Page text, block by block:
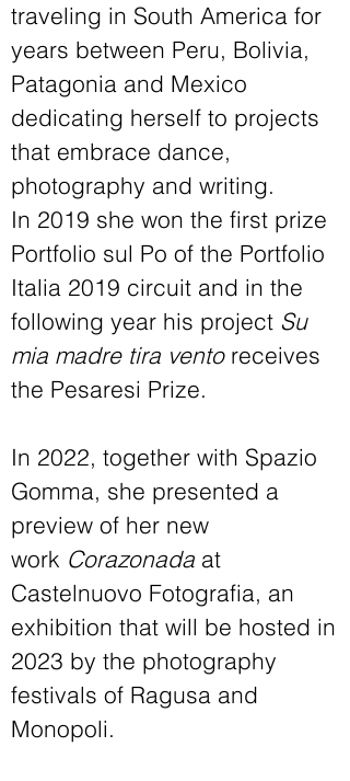
traveling in South America for
years between Peru, Bolivia,
Patagonia and Mexico
dedicating herself to projects
that embrace dance,
photography and writing.
In 2019 she won the first prize
Portfolio sul Po of the Portfolio
Italia 2019 circuit and in the
following year his project Su
mia madre tira vento receives
the Pesaresi Prize.
In 2022, together with Spazio
Gomma, she presented a
preview of her new
work Corazonada at
Castelnuovo Fotografia, an
exhibition that will be hosted in
2023 by the photography
festivals of Ragusa and
Monopoli.